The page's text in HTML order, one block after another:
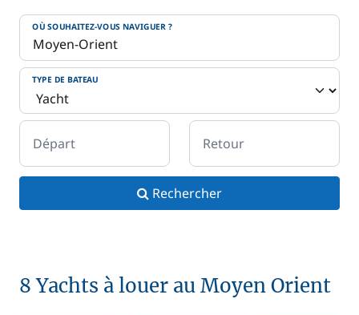
OÙ SOUHAITEZ-VOUS NAVIGUER ?
TYPE DE BATEAU
Départ Retour
Rechercher
8 Yachts à louer au Moyen Orient